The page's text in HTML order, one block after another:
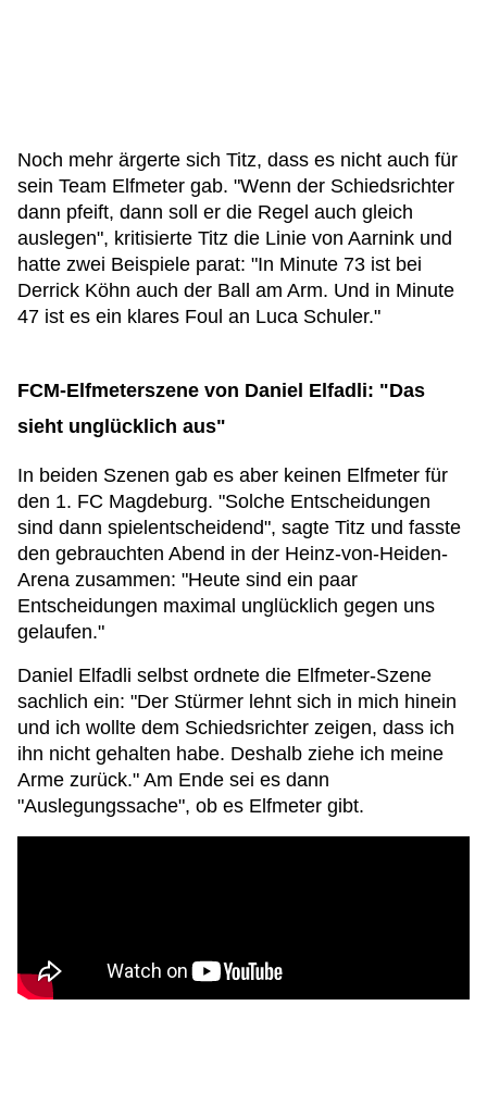
Noch mehr ärgerte sich Titz, dass es nicht auch für
sein Team Elfmeter gab. "Wenn der Schiedsrichter
dann pfeift, dann soll er die Regel auch gleich
auslegen", kritisierte Titz die Linie von Aarnink und
hatte zwei Beispiele parat: "In Minute 73 ist bei
Derrick Köhn auch der Ball am Arm. Und in Minute
47 ist es ein klares Foul an Luca Schuler."
FCM-Elfmeterszene von Daniel Elfadli: "Das
sieht unglücklich aus"
In beiden Szenen gab es aber keinen Elfmeter für
den 1. FC Magdeburg. "Solche Entscheidungen
sind dann spielentscheidend", sagte Titz und fasste
den gebrauchten Abend in der Heinz-von-Heiden-
Arena zusammen: "Heute sind ein paar
Entscheidungen maximal unglücklich gegen uns
gelaufen."
Daniel Elfadli selbst ordnete die Elfmeter-Szene
sachlich ein: "Der Stürmer lehnt sich in mich hinein
und ich wollte dem Schiedsrichter zeigen, dass ich
ihn nicht gehalten habe. Deshalb ziehe ich meine
Arme zurück." Am Ende sei es dann
"Auslegungssache", ob es Elfmeter gibt.